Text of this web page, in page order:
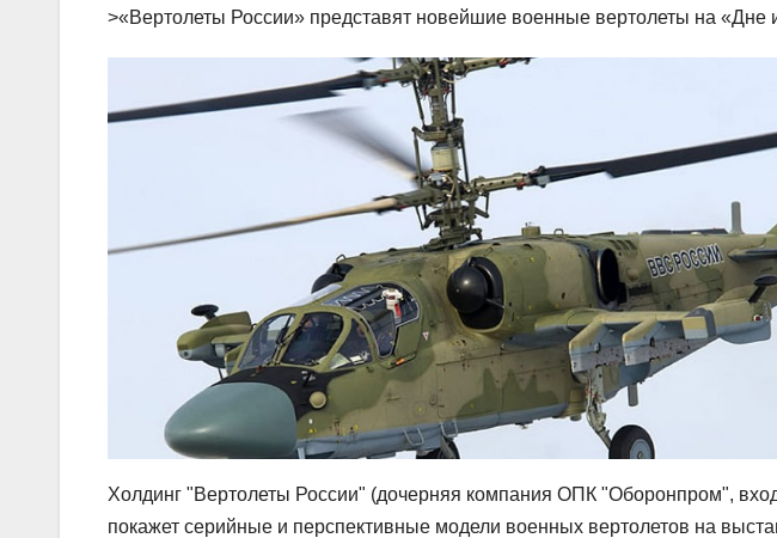
>«Вертолеты России» представят новейшие военные вертолеты на
Холдинг "Вертолеты России" (дочерняя компания ОПК "Оборонпром",
покажет серийные и перспективные модели военных вертолетов на